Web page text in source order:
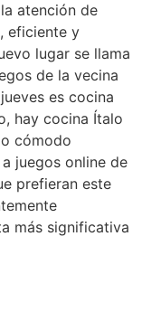
atención de
eficiente y
lugar se llama
de la vecina
es cocina
hay cocina Ítalo
cómodo
juegos online de
prefieran este
más significativa